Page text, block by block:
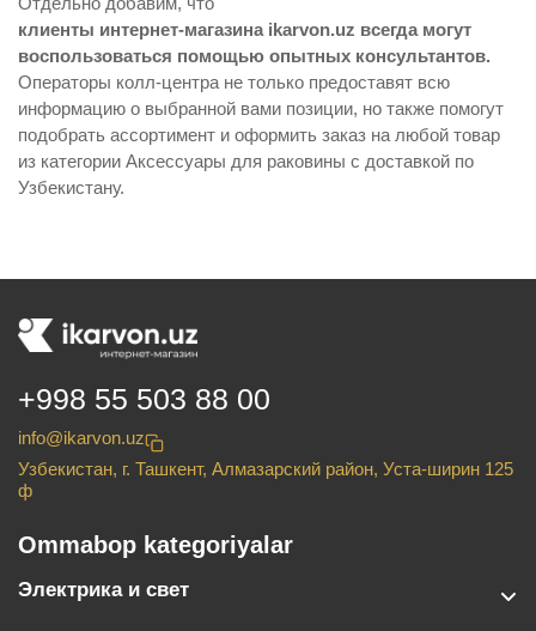
клиенты интернет-магазина ikarvon.uz всегда могут
воспользоваться помощью опытных консультантов.
Операторы колл-центра не только предоставят всю
информацию о выбранной вами позиции, но также помогут
подобрать ассортимент и оформить заказ на любой товар
из категории Аксессуары для раковины с доставкой по
Узбекистану.
+998 55 503 88 00
info@ikarvon.uz
Узбекистан, г. Ташкент, Алмазарский район, Уста-ширин 125
ф
Ommabop kategoriyalar
Электрика и свет